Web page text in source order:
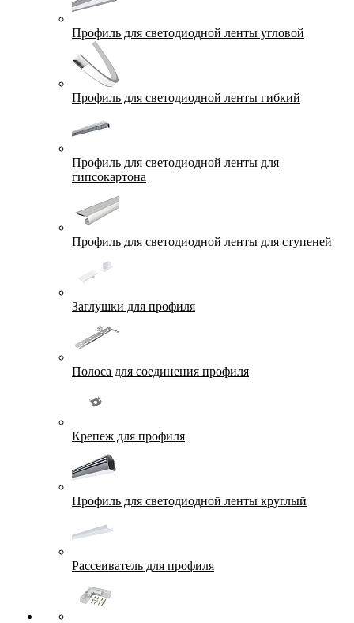
Профиль для светодиодной ленты угловой
Профиль для светодиодной ленты гибкий
Профиль для светодиодной ленты для
гипсокартона
Профиль для светодиодной ленты для ступеней
Заглушки для профиля
Полоса для соединения профиля
Крепеж для профиля
Профиль для светодиодной ленты круглый
Рассеиватель для профиля